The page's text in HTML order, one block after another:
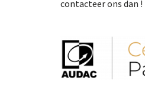
contacteer ons dan !